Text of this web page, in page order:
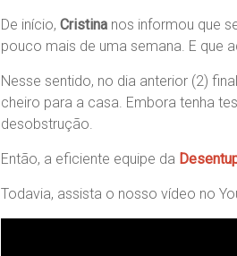
De início, Cristina nos informou que
pouco mais de uma semana. E que
Nesse sentido, no dia anterior (2)
cheiro para a casa. Embora tenha
desobstrução.
Então, a eficiente equipe da
Todavia, assista o nosso vídeo no